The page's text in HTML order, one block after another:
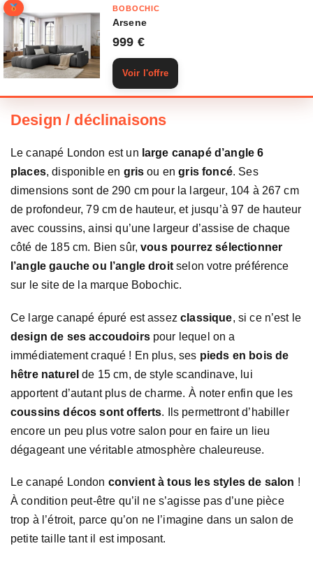
BOBOCHIC
Arsene
999 €
Voir l'offre
Design / déclinaisons
Le canapé London est un large canapé d’angle 6
places, disponible en gris ou engris foncé. Ses
dimensions sont de 290 cm pour la largeur, 104 à 267 cm
de profondeur, 79 cm de hauteur, et jusqu’à 97 de hauteur
avec coussins, ainsi qu’une largeur d’assise de chaque
côté de 185 cm. Bien sûr, vous pourrez sélectionner
l’angle gauche ou l’angle droitselon votre préférence
sur le site de la marque Bobochic.
Ce large canapé épuré est assezclassique, si ce n’est le
design de ses accoudoirspour lequel on a
immédiatement craqué ! En plus, ses pieds en bois de
hêtre naturel de 15 cm, de style scandinave, lui
apportent d’autant plus de charme. À noter enfin que les
coussins décos sont offerts. Ils permettront d’habiller
encore un peu plus votre salon pour en faire un lieu
dégageant une véritable atmosphère chaleureuse.
Le canapé London convient à tous les styles de salon !
À condition peut-être qu’il ne s’agisse pas d’une pièce
trop à l’étroit, parce qu’on ne l’imagine dans un salon de
petite taille tant il est imposant.